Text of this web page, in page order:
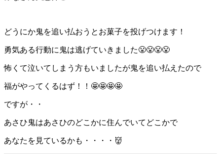
どうにか鬼を追い払おうとお菓子を投げつけます！
勇気ある行動に鬼は逃げていきました😤😤😤😤
怖くて泣いてしまう方もいましたが鬼を追い払えたので
福がやってくるはず！！🤩🤩🤩🤩
ですが・・
あさひ鬼はあさひのどこかに住んでいてどこかで
あなたを見ているかも・・・・👹